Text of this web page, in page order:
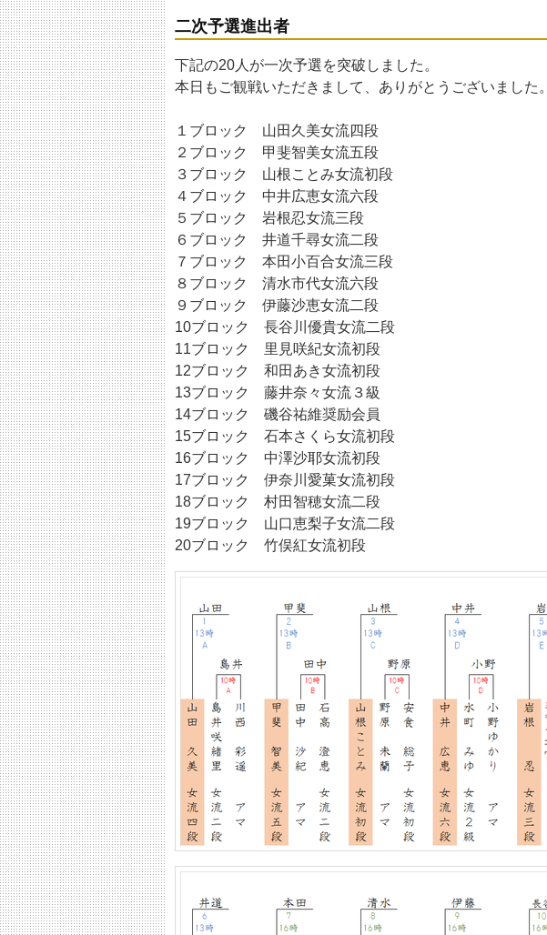
二次予選進出者
下記の20人が一次予選を突破しました。
本日もご観戦いただきまして、ありがとうございました。
１ブロック 山田久美女流四段
２ブロック 甲斐智美女流五段
３ブロック 山根ことみ女流初段
４ブロック 中井広恵女流六段
５ブロック 岩根忍女流三段
６ブロック 井道千尋女流二段
７ブロック 本田小百合女流三段
８ブロック 清水市代女流六段
９ブロック 伊藤沙恵女流二段
10ブロック 長谷川優貴女流二段
11ブロック 里見咲紀女流初段
12ブロック 和田あき女流初段
13ブロック 藤井奈々女流３級
14ブロック 磯谷祐維奨励会員
15ブロック 石本さくら女流初段
16ブロック 中澤沙耶女流初段
17ブロック 伊奈川愛菓女流初段
18ブロック 村田智穂女流二段
19ブロック 山口恵梨子女流二段
20ブロック 竹俣紅女流初段